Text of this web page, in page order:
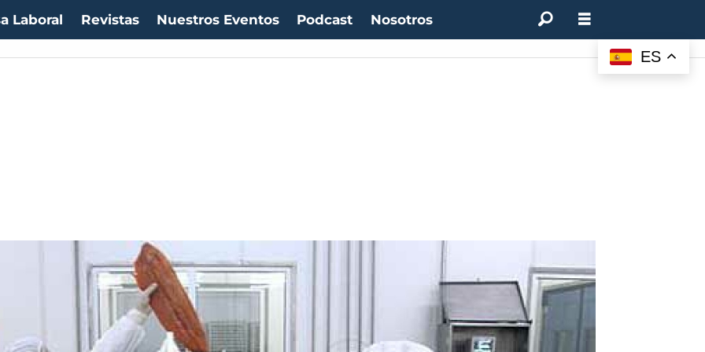
Laboral Revistas Nuestros Eventos Podcast Nosotros
ES